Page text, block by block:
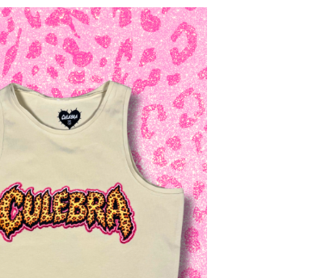
últimos